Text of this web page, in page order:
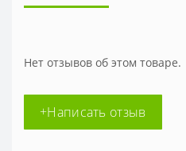
Нет отзывов об этом товаре.
+Написать отзыв